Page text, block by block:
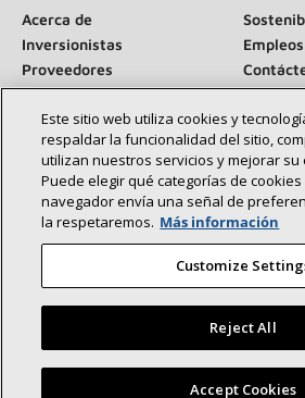
Acerca de
Inversionistas
Empleos
Proveedores
Sala de prensa
Conéctese con nosotros:
©2026 Lennox International Inc.
Declaración de accesibilidad
Términos y
Este sitio web utiliza cookies y
respaldar la funcionalidad del sitio,
utilizan nuestros servicios y mejorar su
Puede elegir qué categorías de cookies
navegador envía una señal de
la respetaremos. Más información
Customize
Reject All
Accept Cookies